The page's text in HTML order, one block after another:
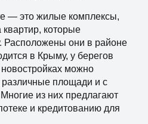
— это жилые комплексы,
которые
Расположены они в районе
в Крыму, у берегов
можно
различные площади и с
из них предлагают
и кредитованию для